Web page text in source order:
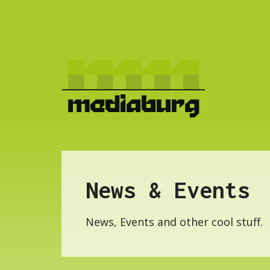
News & Events
News, Events and other cool stuff.